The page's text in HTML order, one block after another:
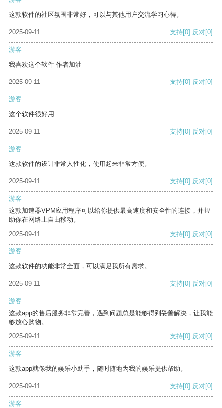
这款软件的社区氛围非常好，可以与其他用户交流学习心得。
2025-09-11 支持[0] 反对[0]
游客
我喜欢这个软件 作者加油
2025-09-11 支持[0] 反对[0]
游客
这个软件很好用
2025-09-11 支持[0] 反对[0]
游客
这款软件的设计非常人性化，使用起来非常方便。
2025-09-11 支持[0] 反对[0]
游客
这款加速器VPM应用程序可以给你提供最高速度和安全性的连接，并帮
助你在网络上自由移动。
2025-09-11
支持[0] 反对[0]
游客
这款软件的功能非常全面，可以满足我所有需求。
2025-09-11 支持[0] 反对[0]
游客
这款app的售后服务非常完善，遇到问题总是能够得到妥善解决，让我能
够放心购物。
2025-09-11
支持[0] 反对[0]
游客
这款app就像我的娱乐小助手，随时随地为我的娱乐提供帮助。
2025-09-11 支持[0] 反对[0]
游客